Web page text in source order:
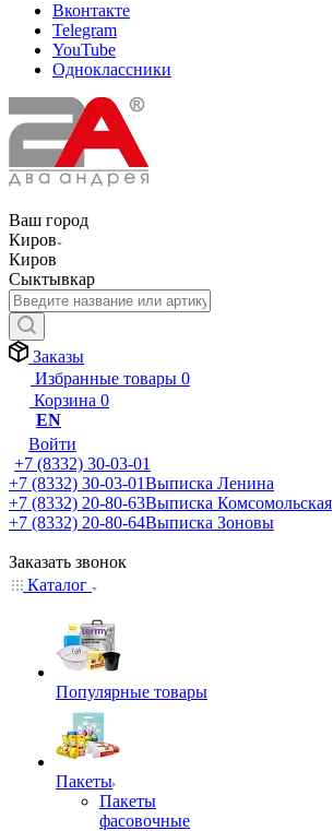
Вконтакте
Telegram
YouTube
Одноклассники
Ваш город
Киров
Киров
Сыктывкар
Заказы
Избранные товары 0
Корзина 0
EN
Войти
+7 (8332) 30-03-01
+7 (8332) 30-03-01Выписка Ленина
+7 (8332) 20-80-63Выписка Комсомольская
+7 (8332) 20-80-64Выписка Зоновы
Заказать звонок
Каталог
Популярные товары
Пакеты
Пакеты
фасовочные